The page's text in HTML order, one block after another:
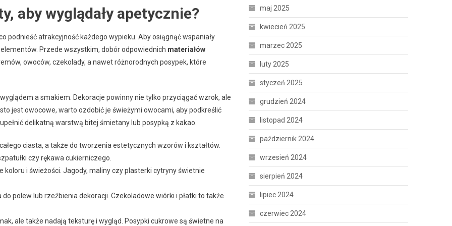
aby wyglądały apetycznie?
podnieść atrakcyjność każdego wypieku. Aby osiągnąć wspaniały
Przede wszystkim, dobór odpowiednich materiałów
owoców, czekolady, a nawet różnorodnych posypek, które
a smakiem. Dekoracje powinny nie tylko przyciągać wzrok, ale
jest owocowe, warto ozdobić je świeżymi owocami, aby podkreślić
delikatną warstwą bitej śmietany lub posypką z kakao.
ciasta, a także do tworzenia estetycznych wzorów i kształtów.
czy rękawa cukierniczego.
koloru i świeżości. Jagody, maliny czy plasterki cytryny świetnie
polew lub rzeźbienia dekoracji. Czekoladowe wiórki i płatki to także
ale także nadają teksturę i wygląd. Posypki cukrowe są świetne na
maj 2025
kwiecień 2025
marzec 2025
luty 2025
styczeń 2025
grudzień 2024
listopad 2024
październik 2024
wrzesień 2024
sierpień 2024
lipiec 2024
czerwiec 2024